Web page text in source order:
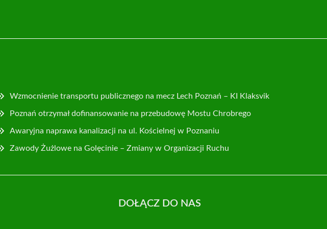
Wzmocnienie transportu publicznego na mecz Lech Poznań – KI Klaksvik
Poznań otrzymał dofinansowanie na przebudowę Mostu Chrobrego
Awaryjna naprawa kanalizacji na ul. Kościelnej w Poznaniu
Zawody Żużlowe na Golęcinie – Zmiany w Organizacji Ruchu
DOŁĄCZ DO NAS